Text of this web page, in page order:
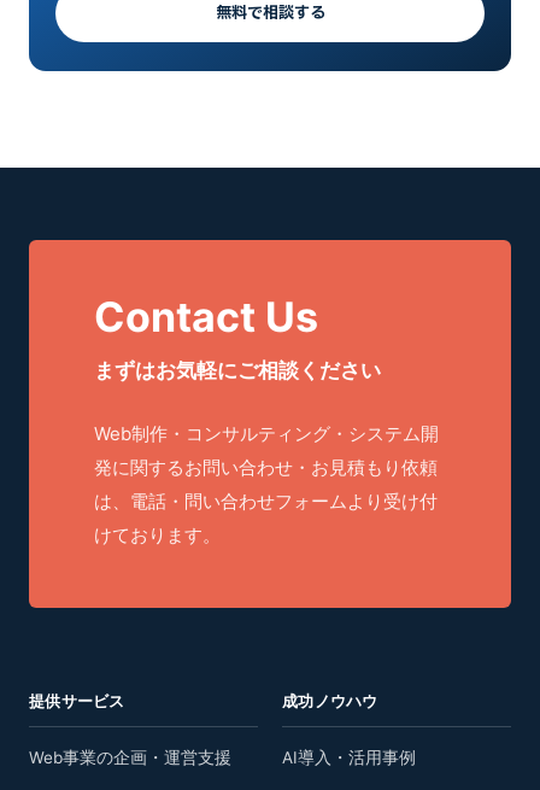
無料で相談する
Contact Us
まずはお気軽にご相談ください
Web制作・コンサルティング・システム開
発に関するお問い合わせ・お見積もり依頼
は、電話・問い合わせフォームより受け付
けております。
提供サービス
Web事業の企画・運営支援
成功ノウハウ
AI導入・活用事例